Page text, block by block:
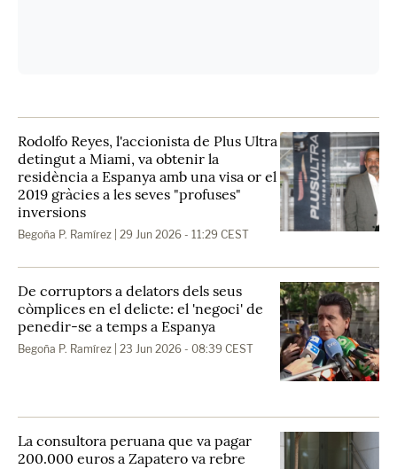
Rodolfo Reyes, l'accionista de Plus Ultra
detingut a Miami, va obtenir la
residència a Espanya amb una visa or el
2019 gràcies a les seves "profuses"
inversions
Begoña P. Ramírez | 29 Jun 2026 - 11:29 CEST
De corruptors a delators dels seus
còmplices en el delicte: el 'negoci' de
penedir-se a temps a Espanya
Begoña P. Ramírez | 23 Jun 2026 - 08:39 CEST
La consultora peruana que va pagar
200.000 euros a Zapatero va rebre